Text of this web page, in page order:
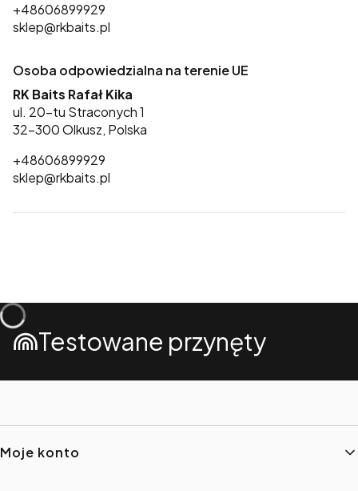
+48606899929
sklep@rkbaits.pl
Osoba odpowiedzialna na terenie UE
RK Baits Rafał Kika
ul. 20-tu Straconych 1
32-300 Olkusz, Polska
+48606899929
sklep@rkbaits.pl
Testowane przynęty
Linki w stopce
Moje konto